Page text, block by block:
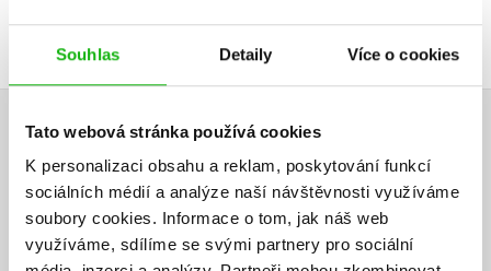
Souhlas Detaily Více o cookies
Tato webová stránka používá cookies
K personalizaci obsahu a reklam, poskytování funkcí
sociálních médií a analýze naší návštěvnosti využíváme
soubory cookies. Informace o tom, jak náš web
využíváme, sdílíme se svými partnery pro sociální
Přihlásit
AUTOR KNIHY